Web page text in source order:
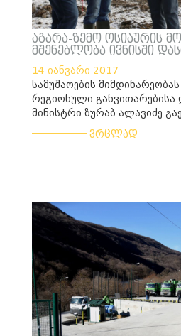
აგარა-ზემო ოსიაურის
მშენებლობა ივნისში
14 იანვარი 2017
სამუშაოების
რეგიონული
მინისტრი ზურაბ ალავიძე
ვრცლად